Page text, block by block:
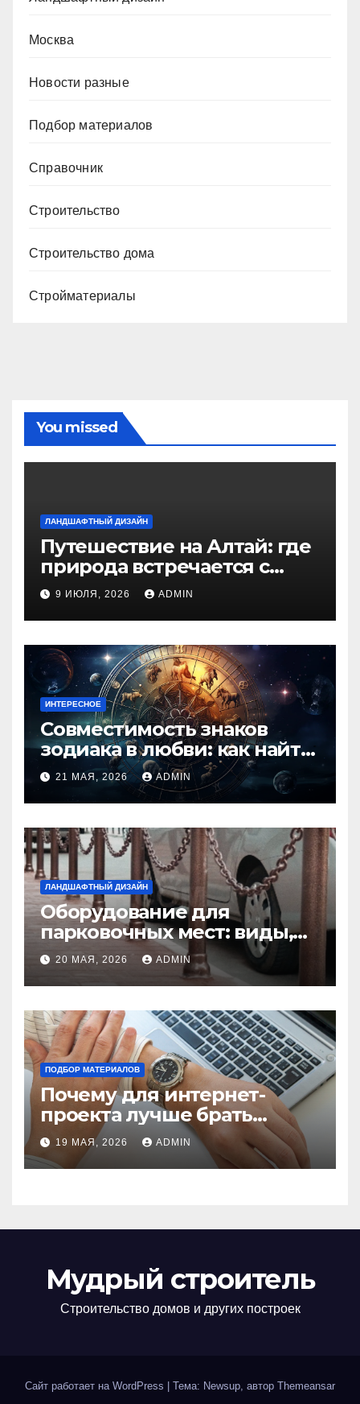
Москва
Новости разные
Подбор материалов
Справочник
Строительство
Строительство дома
Стройматериалы
You missed
ЛАНДШАФТНЫЙ ДИЗАЙН
Путешествие на Алтай: где
природа встречается с
духом приключений
9 ИЮЛЯ, 2026 ADMIN
ИНТЕРЕСНОЕ
Совместимость знаков
зодиака в любви: как найти
идеальную пару и
избежать конфликтов
21 МАЯ, 2026 ADMIN
ЛАНДШАФТНЫЙ ДИЗАЙН
Оборудование для
парковочных мест: виды,
функции и нормы
установки
20 МАЯ, 2026 ADMIN
ПОДБОР МАТЕРИАЛОВ
Почему для интернет-
проекта лучше брать
отдельный сервер:
преимущества и ключевые
аспекты
19 МАЯ, 2026 ADMIN
Мудрый строитель
Строительство домов и других построек
Сайт работает на WordPress Тема: Newsup, автор Themeansar